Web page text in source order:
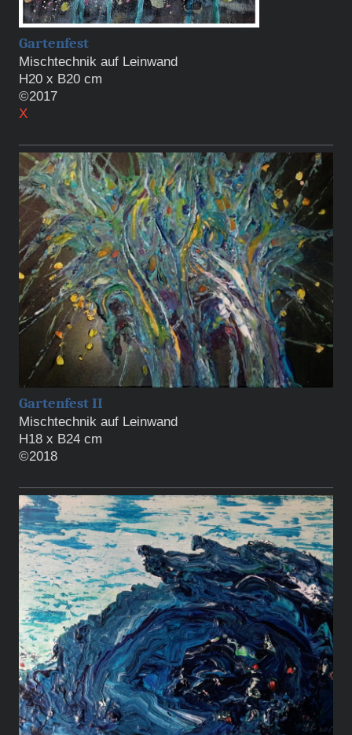
Gartenfest
Mischtechnik auf Leinwand
H20 x B20 cm
©2017
X
Gartenfest II
Mischtechnik auf Leinwand
H18 x B24 cm
©2018